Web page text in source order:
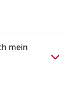
mein